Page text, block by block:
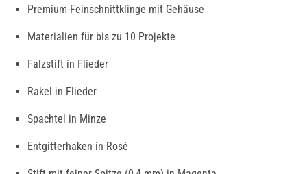
Premium-Feinschnittklinge mit Gehäuse
Materialien für bis zu 10 Projekte
Falzstift in Flieder
Rakel in Flieder
Spachtel in Minze
Entgitterhaken in Rosé